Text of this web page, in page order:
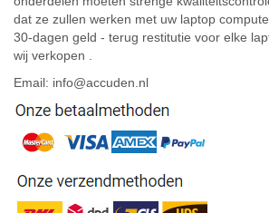
dat ze zullen werken met uw laptop
30-dagen geld - terug restitutie voor elke
wij verkopen .
Email: info@accuden.nl